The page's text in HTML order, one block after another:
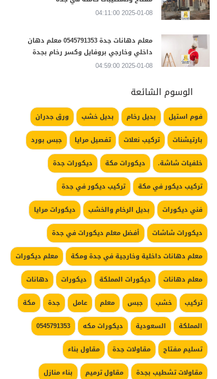
2025-01-08 04:11:00
معلم دهانات جدة 0545791353 معلم دهان
داخلي وخارجي بروفايل وكسر رخام بجدة
2025-01-08 04:59:00
الوسوم الشائعة
فوم استيل بديل رخام بديل خشب
ورق جدران
بارتيشنات
تركيب نعلات تفصيل مرايا
جبس بورد
خلفيات شاشة.
ديكورات مكة
ديكورات جدة
تركيب ديكور في مكة
تركيب ديكور في جدة
فني ديكورات
بديل الرخام والخشب
ديكورات مرايا
ديكورات شاشات
أفضل معلم ديكورات في جدة
معلم دهانات داخلية وخارجية في جدة ومكة
معلم ديكورات
معلم دهانات
ديكورات المملكة ديكورات
دهانات
تركيب
خشب جبس معلم عامل جدة
مكة
المملكة
السعودية ديكورات مكه
0545791353
تسليم مفتاح
مقاولات جدة
مقاول بناء
مقاولات تشطيب بجدة
مقاول ترميم
بناء منازل